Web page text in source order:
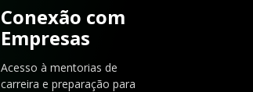
Conexão com
Empresas
Acesso à mentorias de
carreira e preparação para